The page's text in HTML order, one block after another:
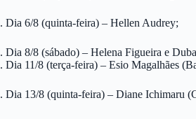
. Dia 6/8 (quinta-feira) – Hellen Audrey;
. Dia 8/8 (sábado) – Helena Figueira e
. Dia 11/8 (terça-feira) – Esio Magalhães
. Dia 13/8 (quinta-feira) – Diane Ichimaru